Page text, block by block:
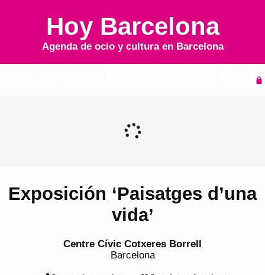
Hoy Barcelona
Agenda de ocio y cultura en Barcelona
Exposición ‘Paisatges d’una
vida’
Centre Cívic Cotxeres Borrell
Barcelona